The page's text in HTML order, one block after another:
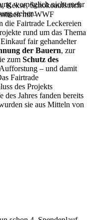
Kekse, Schokoaufstrich
mit WWF
die Fairtrade Leckereien
rund um das Thema
fair gehandelter
der Bauern, zur
zum Schutz des
– und damit
Fairtrade
des Projekts
Jahres fanden bereits
sie aus Mitteln von
womöglich nicht mehr
stehen.